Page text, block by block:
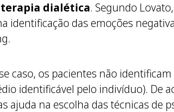
terapia dialética. Segundo
das emoções
os pacientes não
identificável pelo indivíduo). De
ajuda na escolha das técnicas de